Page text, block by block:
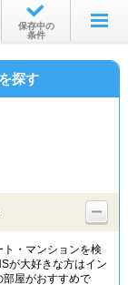
保存中の
条件
探す
・マンションを検
が大好きな方はイン
部屋がおすすめで